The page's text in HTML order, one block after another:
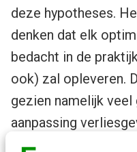
deze hypotheses.
denken dat elk
bedacht in de
ook) zal opleveren.
gezien namelijk
aanpassing